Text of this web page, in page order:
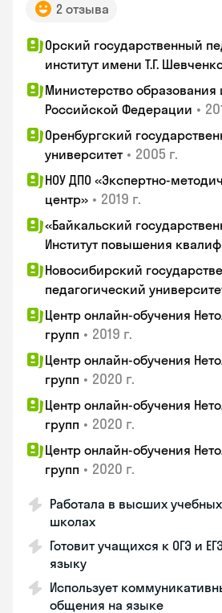
2 отзыва
Орский государственный
институт имени Т.Г.
Министерство образования
Российской Федерации •
Оренбургский
университет • 2005 г.
НОУ ДПО «Экспертно-
центр» • 2019 г.
«Байкальский
Институт повышения
Новосибирский
педагогический
Центр онлайн-обучения
групп • 2019 г.
Центр онлайн-обучения
групп • 2020 г.
Центр онлайн-обучения
групп • 2020 г.
Центр онлайн-обучения
групп • 2020 г.
Работала в высших
школах
Готовит учащихся к ОГЭ и
языку
Использует
общения на языке